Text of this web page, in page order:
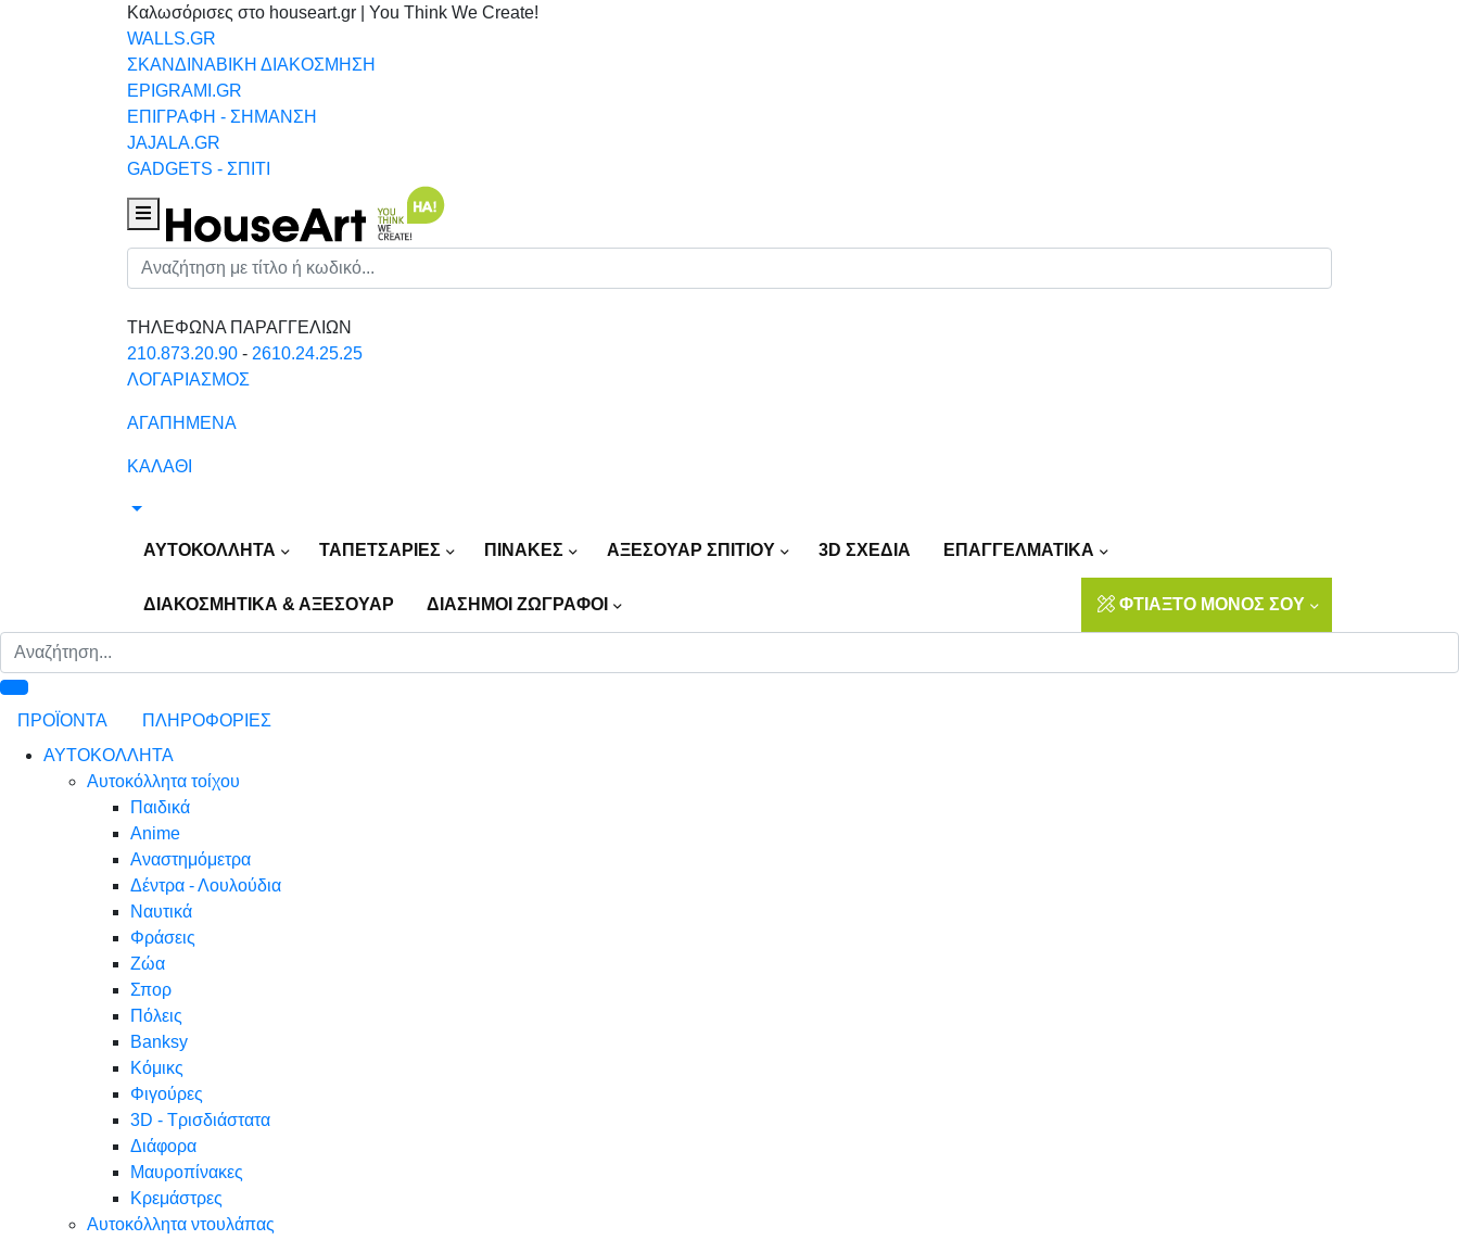
Καλωσόρισες στο houseart.gr | You Think We Create!
WALLS.GR
ΣΚΑΝΔΙΝΑΒΙΚΗ ΔΙΑΚΟΣΜΗΣΗ
EPIGRAMI.GR
ΕΠΙΓΡΑΦΗ - ΣΗΜΑΝΣΗ
JAJALA.GR
GADGETS - ΣΠΙΤΙ
Houseart Menu
Αναζήτηση
ΤΗΛΕΦΩΝΑ ΠΑΡΑΓΓΕΛΙΩΝ
210.873.20.90 - 2610.24.25.25
ΛΟΓΑΡΙΑΣΜΟΣ
ΑΓΑΠΗΜΕΝΑ
ΚΑΛΑΘΙ
ΑΥΤΟΚΟΛΛΗΤΑ ΤΑΠΕΤΣΑΡΙΕΣ ΠΙΝΑΚΕΣ ΑΞΕΣΟΥΑΡ ΣΠΙΤΙΟΥ 3D ΣΧΕΔΙΑ ΕΠΑΓΓΕΛΜΑΤΙΚΑ
ΔΙΑΚΟΣΜΗΤΙΚΑ & ΑΞΕΣΟΥΑΡ ΔΙΑΣΗΜΟΙ ΖΩΓΡΑΦΟΙ ΦΤΙΑΞΤΟ ΜΟΝΟΣ ΣΟΥ
ΠΡΟΪΟΝΤΑ
ΠΛΗΡΟΦΟΡΙΕΣ
ΑΥΤΟΚΟΛΛΗΤΑ
Αυτοκόλλητα τοίχου
Παιδικά
Anime
Αναστημόμετρα
Δέντρα - Λουλούδια
Ναυτικά
Φράσεις
Ζώα
Σπορ
Πόλεις
Banksy
Κόμικς
Φιγούρες
3D - Τρισδιάστατα
Διάφορα
Μαυροπίνακες
Κρεμάστρες
Αυτοκόλλητα ντουλάπας